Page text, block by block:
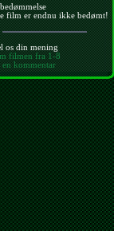
film er endnu ikke bedømt!
os din mening
filmen fra 1-8
kommentar